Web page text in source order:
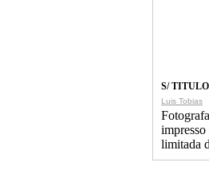
S/ TITULO
Luis Tobias
limitada